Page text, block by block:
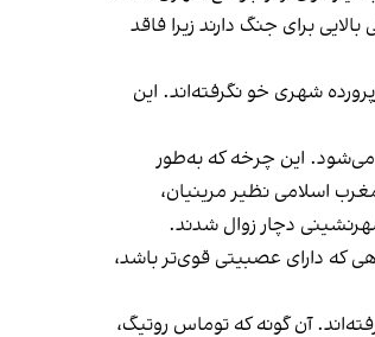
برای جنگ دارند زیرا فاقد
شهری خو نگرفته‌اند. این
می‌شود. این چرخه که به‌طور
اسلامی نظیر مرینیان،
دچار زوال شدند.
که دارای عصبیتی قوی‌تر باشد،
آن گونه که توماس روتیگ،